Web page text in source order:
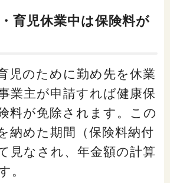
育児休業中は保険料が
児のために勤め先を休業
業主が申請すれば健康保
料が免除されます。この
納めた期間（保険料納付
見なされ、年金額の計算
。